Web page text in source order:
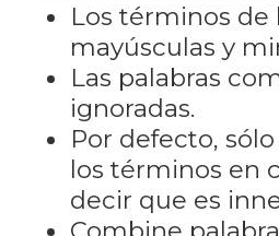
Los términos
mayúsculas y
Las palabras
ignoradas.
Por defecto,
los términos en
decir que es